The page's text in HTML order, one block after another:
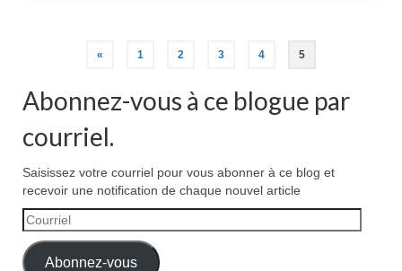
Pagination
des
publications
« 1 2 3 4 5
Abonnez-vous à ce blogue par
courriel.
Saisissez votre courriel pour vous abonner à ce blog et
recevoir une notification de chaque nouvel article
Courriel
Abonnez-vous